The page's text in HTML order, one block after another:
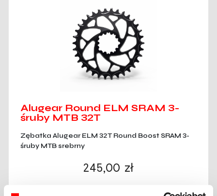
Alugear Round ELM SRAM 3-
śruby MTB 32T
Zębatka Alugear ELM 32T Round Boost SRAM 3-
śruby MTB srebrny
245,00 zł